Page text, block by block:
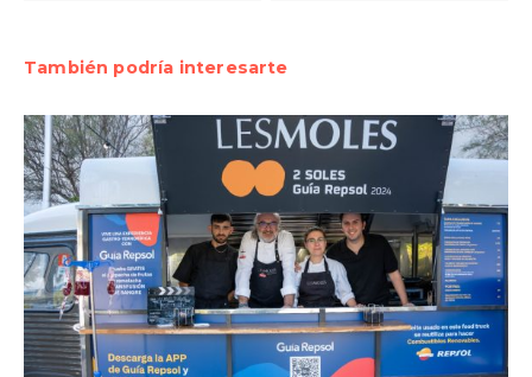
También podría interesarte